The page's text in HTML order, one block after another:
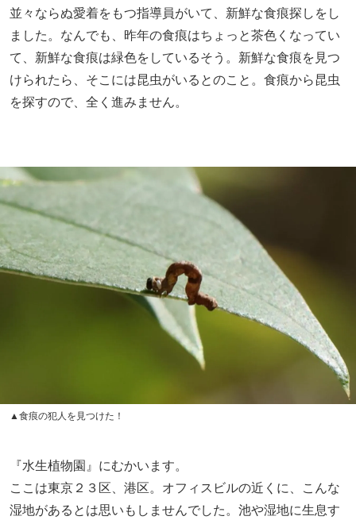
並々ならぬ愛着をもつ指導員がいて、新鮮な食痕探しをし
ました。なんでも、昨年の食痕はちょっと茶色くなってい
て、新鮮な食痕は緑色をしているそう。新鮮な食痕を見つ
けられたら、そこには昆虫がいるとのこと。食痕から昆虫
を探すので、全く進みません。
▲食痕の犯人を見つけた！
『水生植物園』にむかいます。
ここは東京２３区、港区。オフィスビルの近くに、こんな
湿地があるとは思いもしませんでした。池や湿地に生息す